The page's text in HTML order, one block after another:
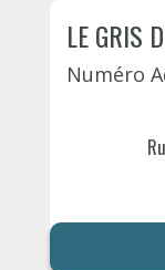
LE GRIS
Numéro